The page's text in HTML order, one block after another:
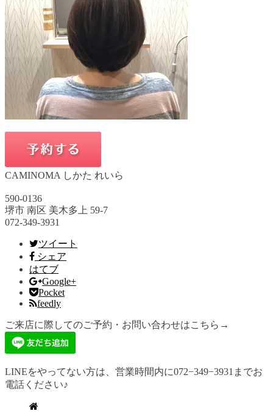
CAMINOMA しかた れいら
590-0136
堺市 南区 美木多上 59-7
072-349-3931
ツイート
シェア
はてブ
Google+
Pocket
feedly
ご来店に際してのご予約・お問い合わせはこちら→
LINEをやってない方は、営業時間内に072−349−3931までお
電話ください♪